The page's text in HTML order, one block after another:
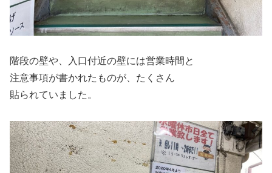
階段の壁や、入口付近の壁には営業時間と
注意事項が書かれたものが、たくさん
貼られていました。